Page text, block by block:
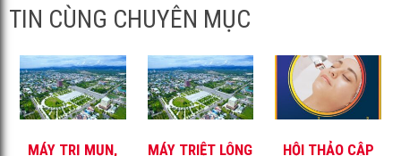
TIN CÙNG CHUYÊN MỤC
MÁY TRỊ MỤN,
MÁY TRIỆT LÔNG
HỘI THẢO CẬP